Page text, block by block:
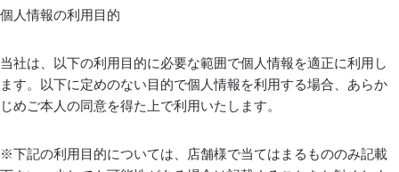
個人情報の利用目的
当社は、以下の利用目的に必要な範囲で個人情報を適正に利用し
ます。以下に定めのない目的で個人情報を利用する場合、あらか
じめご本人の同意を得た上で利用いたします。
※下記の利用目的については、店舗様で当てはまるもののみ記載